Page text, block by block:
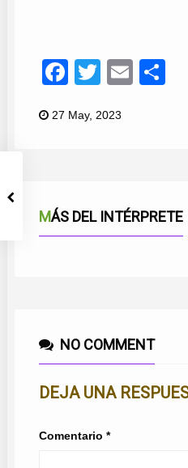
Facebook
TwitterEmail
27 May, 2023
MÁS DEL INTÉRPRETE
NO COMMENT
DEJA UNA
Comentario *